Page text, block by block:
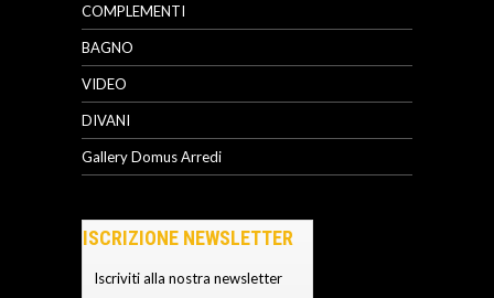
COMPLEMENTI
BAGNO
VIDEO
DIVANI
Gallery Domus Arredi
ISCRIZIONE NEWSLETTER
Iscriviti alla nostra newsletter